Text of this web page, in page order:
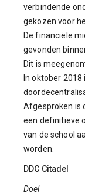
verbindende
gekozen voor
De financiële
gevonden
Dit is
In oktober
Afgesproken is
een definitieve
van de school
worden.
DDC Citadel
Doel